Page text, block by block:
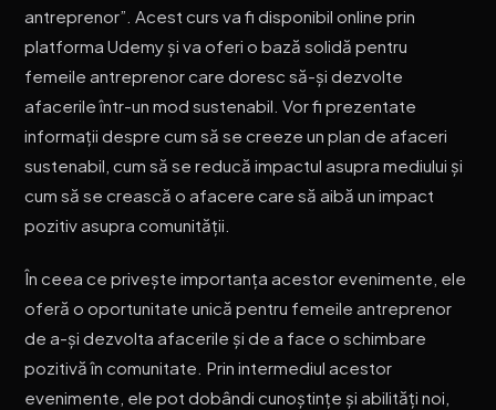
antreprenor”. Acest curs va fi disponibil online prin
platforma Udemy și va oferi o bază solidă pentru
femeile antreprenor care doresc să-și dezvolte
afacerile într-un mod sustenabil. Vor fi prezentate
informații despre cum să se creeze un plan de afaceri
sustenabil, cum să se reducă impactul asupra mediului și
cum să se crească o afacere care să aibă un impact
pozitiv asupra comunității.
În ceea ce privește importanța acestor evenimente, ele
oferă o oportunitate unică pentru femeile antreprenor
de a-și dezvolta afacerile și de a face o schimbare
pozitivă în comunitate. Prin intermediul acestor
evenimente, ele pot dobândi cunoștințe și abilități noi,